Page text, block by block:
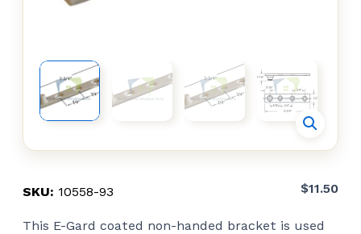
SKU: 10558-93 $11.50
This E-Gard coated non-handed bracket is used